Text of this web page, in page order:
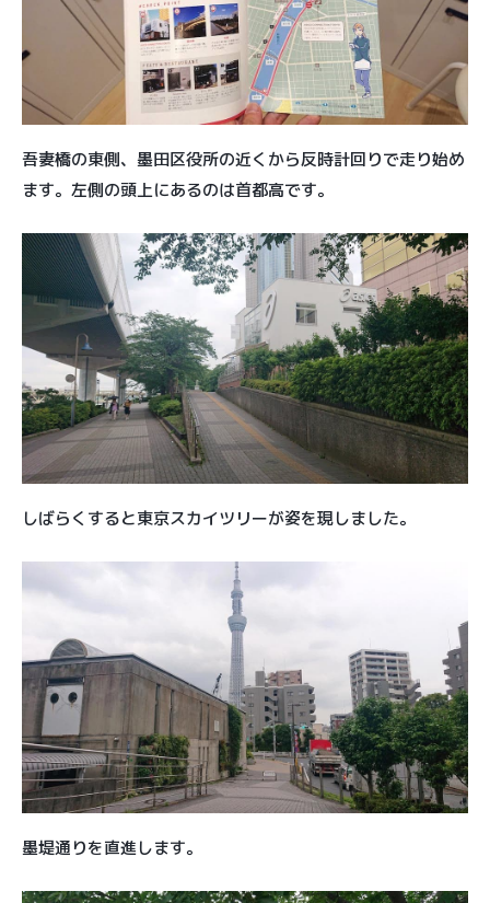
吾妻橋の東側、墨田区役所の近くから反時計回りで走り始め
ます。左側の頭上にあるのは首都高です。
しばらくすると東京スカイツリーが姿を現しました。
墨堤通りを直進します。